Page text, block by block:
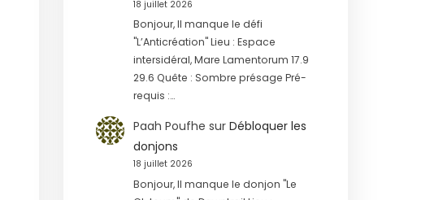
18 juillet 2026
Bonjour, Il manque le défi
"L’Anticréation" Lieu : Espace
intersidéral, Mare Lamentorum 17.9
29.6 Quête : Sombre présage Pré-
requis :…
Paah Poufhe sur Débloquer les
donjons
18 juillet 2026
Bonjour, Il manque le donjon "Le